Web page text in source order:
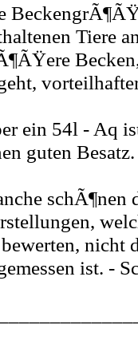
Tiere
ein 54l - Aq
guten Besatz.
schÃ¶nen
nicht
ist. -